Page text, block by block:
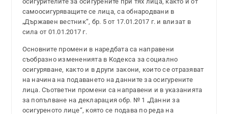
самоосигуряващите се лица, са обнародвани в
„Държавен вестник“, бр. 5 от 17.01.2017 г. и влизат в
сила от 01.01.2017 г.
Основните промени в наредбата са направени
съобразно измененията в Кодекса за социално
осигуряване, както и в други закони, които се отразяват
на начина на подаването на данните за осигурените
лица. Съответни промени са направени и в указанията
за попълване на декларация обр. № 1 „Данни за
осигуреното лице“, която се подава по реда на